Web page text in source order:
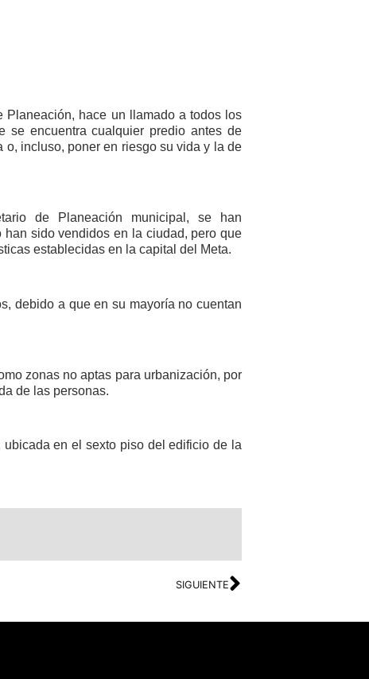
Planeación, hace un llamado a todos los
se encuentra cualquier predio antes de
o, incluso, poner en riesgo su vida y la de
de Planeación municipal, se han
sido vendidos en la ciudad, pero que
establecidas en la capital del Meta.
debido a que en su mayoría no cuentan
zonas no aptas para urbanización, por
de las personas.
en el sexto piso del edificio de la
SIGUIENTE